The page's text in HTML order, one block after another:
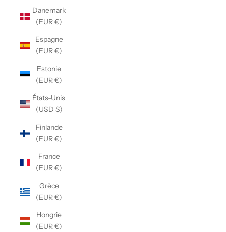
Danemark
(EUR €)
Espagne
(EUR €)
Estonie
(EUR €)
États-Unis
(USD $)
Finlande
(EUR €)
France
(EUR €)
Grèce
(EUR €)
Hongrie
(EUR €)